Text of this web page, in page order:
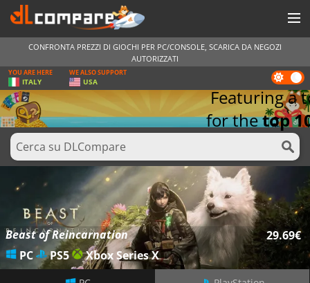
GIOCHI
PREPAGATE
SOFTWARE
REWARDS
HARDWARE
NOTIZIE
ACCEDI O REGISTRATI
CONFRONTA PREZZI DI GIOCHI PER PC/CONSOLE, SCARICA DA NEGOZI
AUTORIZZATI
Dark
mode
YOU ARE HERE
ITALY
WE ALSO SUPPORT
USA
Featuring a
for thetop
Beast of Reincarnation
29.69€
PC
PS5 Xbox Series X